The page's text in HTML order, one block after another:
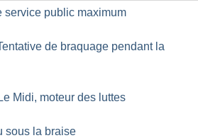
service public maximum
de braquage pendant la
Midi, moteur des luttes
sous la braise